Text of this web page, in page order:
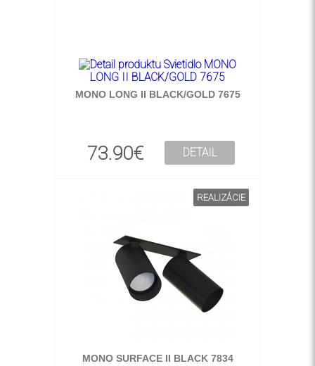
MONO LONG II BLACK/GOLD 7675
73.90€ DETAIL
REALIZÁCIE
MONO SURFACE II BLACK 7834